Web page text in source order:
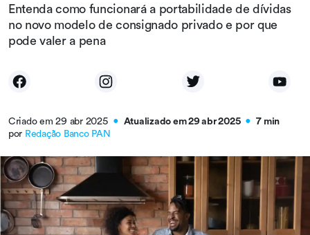
Entenda como funcionará a portabilidade de dívidas
no novo modelo de consignado privado e por que
pode valer a pena
Criado em 29 abr 2025 ● Atualizado em 29 abr 2025 ●
7 min
por Redação Banco PAN